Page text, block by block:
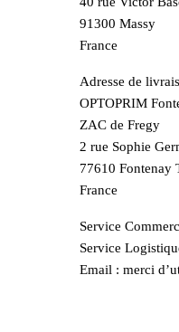
91300 Massy
France
Adresse de
OPTOPRIM
ZAC de Fregy
2 rue Sophie
77610 Fontenay
France
Service
Service
Email : merci